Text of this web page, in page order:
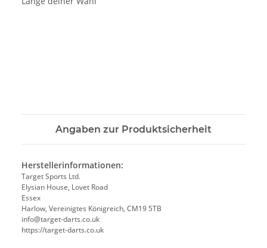
Angaben zur Produktsicherheit
Herstellerinformationen:
Target Sports Ltd.
Elysian House, Lovet Road
Essex
Harlow, Vereinigtes Königreich, CM19 5TB
info@target-darts.co.uk
https://target-darts.co.uk